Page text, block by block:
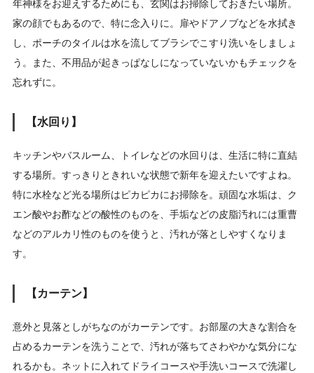
年神様をお迎えするためにも、玄関はお掃除しておきたい場所。
家の顔でもあるので、特に念入りに。扉やドアノブなどを水拭き
し、ポーチのタイルは水を流してブラシでこすり洗いをしましょ
う。また、不用品が起きっぱなしになっていないかもチェックを
忘れずに。
【水回り】
キッチンやバスルーム、トイレなどの水回りは、生活に特に直結
する場所。すっきりときれいな状態で新年を迎えたいですよね。
特に水栓など光る場所はピカピカにお掃除を。頑固な水垢は、ク
エン酸やお酢などの酸性のものを、手垢などの皮脂汚れには重曹
などのアルカリ性のものを使うと、汚れが落としやすくなりま
す。
【カーテン】
意外と見落としがちなのがカーテンです。お部屋の大きな割合を
占めるカーテンを洗うことで、汚れが落ちてさわやかな気分にな
れるかも。ネットに入れてドライコースや手洗いコースで洗濯し